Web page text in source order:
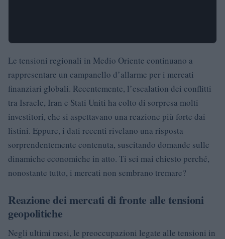
Le tensioni regionali in Medio Oriente continuano a
rappresentare un campanello d’allarme per i mercati
finanziari globali. Recentemente, l’escalation dei conflitti
tra Israele, Iran e Stati Uniti ha colto di sorpresa molti
investitori, che si aspettavano una reazione più forte dai
listini. Eppure, i dati recenti rivelano una risposta
sorprendentemente contenuta, suscitando domande sulle
dinamiche economiche in atto. Ti sei mai chiesto perché,
nonostante tutto, i mercati non sembrano tremare?
Reazione dei mercati di fronte alle tensioni
geopolitiche
Negli ultimi mesi, le preoccupazioni legate alle tensioni in